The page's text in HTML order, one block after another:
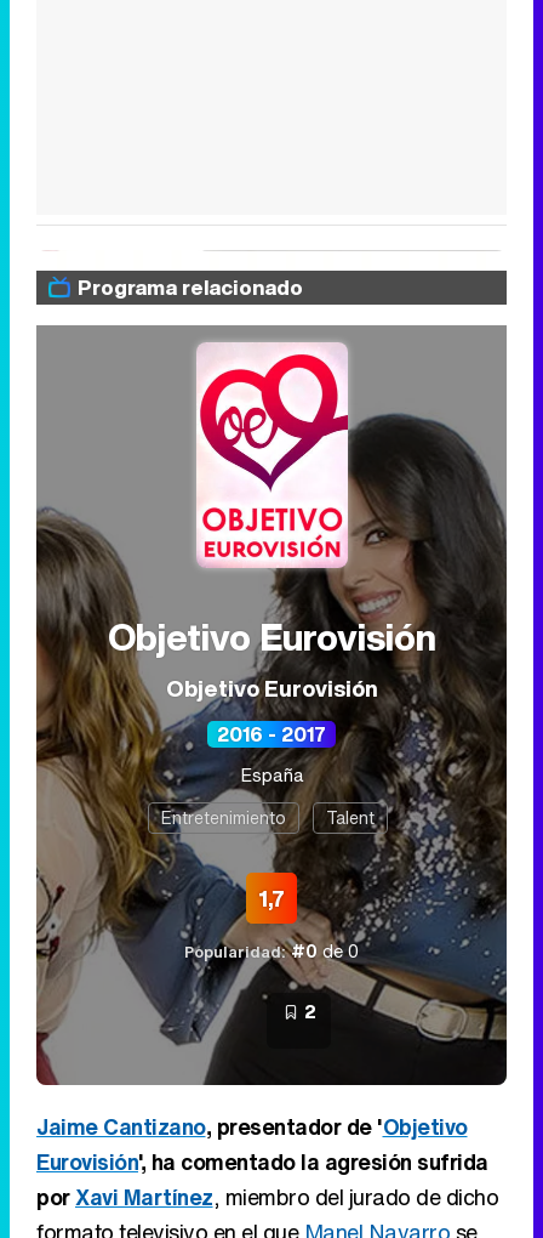
Programa relacionado
Objetivo Eurovisión
Objetivo Eurovisión
2016 - 2017
España
Entretenimiento Talent
1,7
Popularidad: #0de 0
2
Jaime Cantizano, presentador de 'Objetivo
Eurovisión', ha comentado la agresión sufrida
porXavi Martínez, miembro del jurado de dicho